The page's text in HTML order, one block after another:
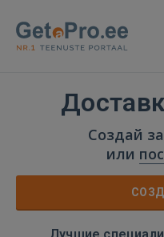
Создай
или